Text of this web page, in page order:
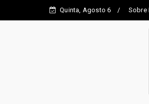
Quinta, Agosto 6 Sobre